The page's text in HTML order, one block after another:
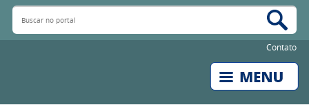
Buscar no portal
Contato